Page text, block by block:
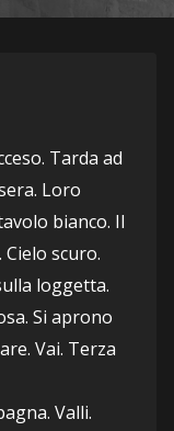
Tarda ad
Loro
bianco. Il
scuro.
loggetta.
Si aprono
Vai. Terza
Valli.